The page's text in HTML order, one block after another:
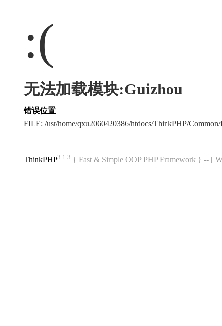
:(
无法加载模块:Guizhou
错误位置
FILE: /usr/home/qxu2060420386/htdocs/ThinkPHP/
ThinkPHP3.1.3 { Fast & Simple OOP PHP Framework } -- [